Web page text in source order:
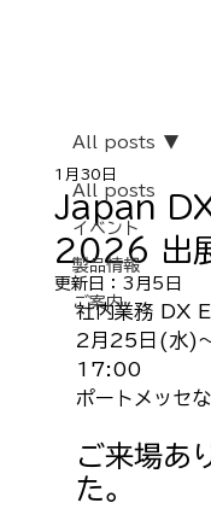
All posts
イベント
製品情報
ご案内
All posts
Japan
2026 出
1月30日
更新日： 3月5日
社内業務 DX
2月25日(水)
17:00
ポートメッセ
ご来場あ
た。